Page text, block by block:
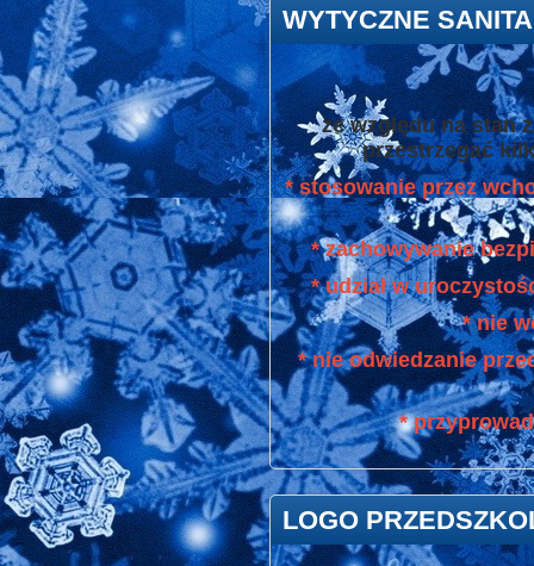
WYTYCZNE
ze względu na stan
przestrzegać
* stosowanie przez
* zachowywanie
* udział w
* nie
* nie odwiedzanie
*
LOGO